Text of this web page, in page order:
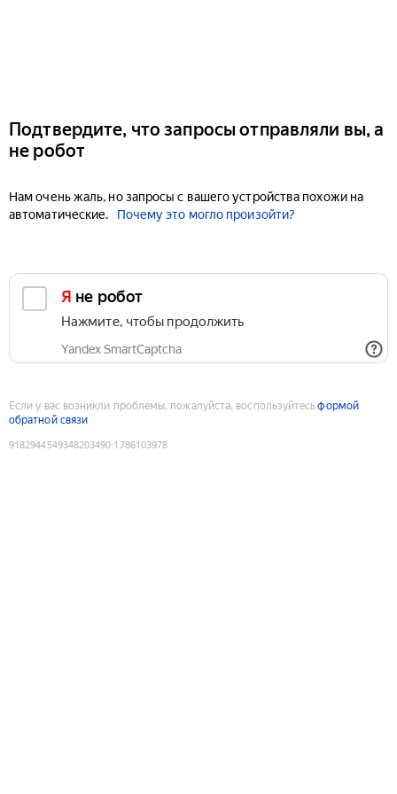
Подтвердите, что запросы отправляли вы, а
не робот
Нам очень жаль, но запросы с вашего устройства похожи на
автоматические.
Почему это могло произойти?
Я не робот
Нажмите, чтобы продолжить
Yandex SmartCaptcha
Если у вас возникли проблемы, пожалуйста, воспользуйтесьформой
обратной связи
9182944549348203490:1786103978